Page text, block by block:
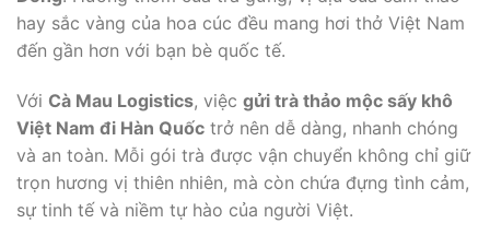
hay sắc vàng của hoa cúc đều mang hơi thở Việt Nam
đến gần hơn với bạn bè quốc tế.
Với Cà Mau Logistics, việc gửi trà thảo mộc sấy khô
Việt Nam đi Hàn Quốc trở nên dễ dàng, nhanh chóng
và an toàn. Mỗi gói trà được vận chuyển không chỉ giữ
trọn hương vị thiên nhiên, mà còn chứa đựng tình cảm,
sự tinh tế và niềm tự hào của người Việt.